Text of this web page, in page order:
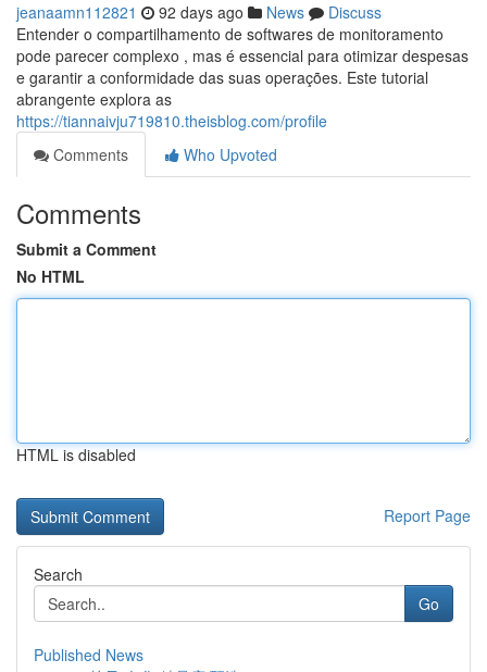
jeanaamn112821 92 days ago News
Discuss
Entender o compartilhamento de softwares de monitoramento
pode parecer complexo , mas é essencial para otimizar despesas
e garantir a conformidade das suas operações. Este tutorial
abrangente explora as
https://tiannaivju719810.theisblog.com/profile
Comments
Who Upvoted
Comments
Submit a Comment
No HTML
HTML is disabled
Report Page
Search
Go
Published News